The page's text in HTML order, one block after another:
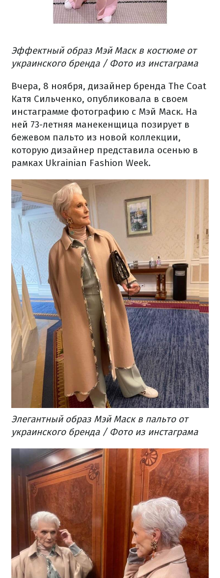
Эффектный образ Мэй Маск в костюме от
украинского бренда / Фото из инстаграма
Вчера, 8 ноября, дизайнер бренда The Coat
Катя Сильченко, опубликовала в своем
инстаграмме фотографию с Мэй Маск. На
ней 73-летняя манекенщица позирует в
бежевом пальто из новой коллекции,
которую дизайнер представила осенью в
рамках Ukrainian Fashion Week.
Элегантный образ Мэй Маск в пальто от
украинского бренда / Фото из инстаграма